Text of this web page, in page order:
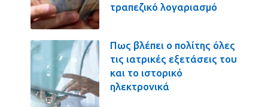
τραπεζικό λογαριασμό
Πως βλέπει ο πολίτης όλες
τις ιατρικές εξετάσεις του
και το ιστορικό
ηλεκτρονικά